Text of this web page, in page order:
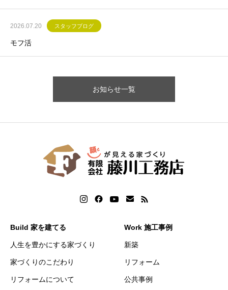
2026.07.20 スタッフブログ
モフ活
お知らせ一覧
Build 家を建てる
人生を豊かにする家づくり
家づくりのこだわり
リフォームについて
Work 施工事例
新築
リフォーム
公共事例